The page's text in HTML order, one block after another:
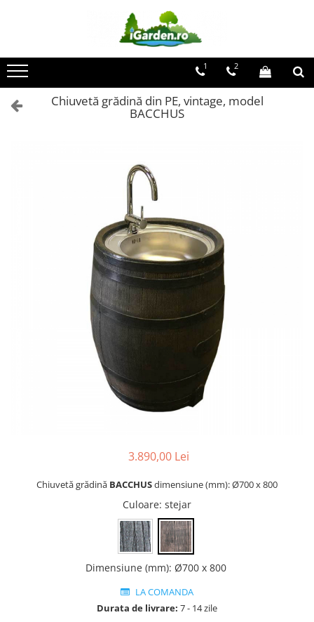
Ghivece clasic & vintage
Ghivece rustice
Ghivece moderne RONDO
Mobilier si accesorii de gradina
Decoratiuni terasa si gradina
Borduri si separatoare gazon
Cismele si chiuvete de gradina
Pardoseli terase si gradina
Solutii captare apa de ploaie
Casute animale de companie
Casute animale talie mica
Casute animale talie medie
Casute animale talie mare
Stații de epurare Non-Electrice
1 2
Chiuvetă grădină din PE, vintage, model
BACCHUS
3.890,00 Lei
Chiuvetă grădină BACCHUSdimensiune (mm): Ø700 x 800
Culoare: stejar
Dimensiune (mm): Ø700 x 800
LA COMANDA
Durata de livrare: 7 - 14 zile